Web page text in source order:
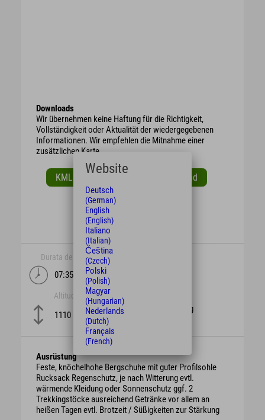
Downloads
Wir übernehmen keine Haftung für die Richtigkeit,
Vollständigkeit oder Aktualität der wiedergegebenen
Informationen. Wir empfehlen die Mitnahme einer
zusätzlichen Karte.
KML Download GPX Download
Durata del tempo
07:35 Ore
Altitudine
1110 m
schwierig
Ausrüstung
Feste, knöchelhohe Bergschuhe mit guter Profilsohle
Rucksack Regenschutz, je nach Witterung evtl.
wärmende Kleidung oder Sonnenschutz ggf. 2
Trekkingstöcke ausreichend Getränke vor allem an
heißen Tagen evtl. Brotzeit / Süßigkeiten zur Stärkung
Website
Deutsch
(German)
English
(English)
Italiano
(Italian)
Čeština
(Czech)
Polski
(Polish)
Magyar
(Hungarian)
Nederlands
(Dutch)
Français
(French)